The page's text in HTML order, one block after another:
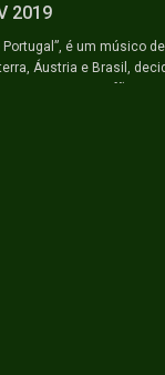
2019
é um músico
Áustria e Brasil,